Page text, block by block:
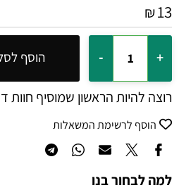
₪13
הוסף
רוצה להיות הראשון שמוסיף חוות
הוסף לרשימת המשאלות
למה לבחור בנו